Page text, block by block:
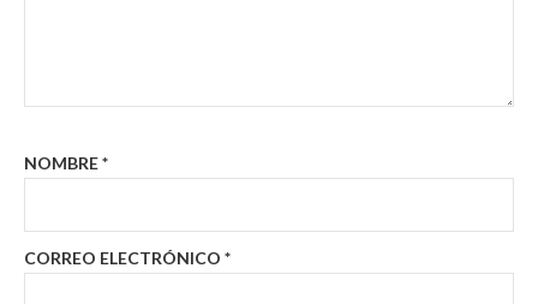
NOMBRE*
CORREO ELECTRÓNICO *